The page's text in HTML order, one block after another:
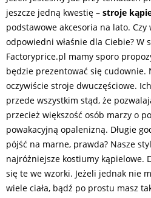
jeszcze jedną kwestię – stroje
podstawowe akcesoria na lato. Czy
odpowiedni właśnie dla Ciebie? W
Factoryprice.pl mamy sporo
będzie prezentować się cudownie.
oczywiście stroje dwuczęściowe.
przede wszystkim stąd, że
przecież większość osób marzy o
powakacyjną opalenizną. Długie
pójść na marne, prawda? Nasze
najróżniejsze kostiumy kąpielowe.
się te we wzorki. Jeżeli jednak nie
wiele ciała, bądź po prostu masz